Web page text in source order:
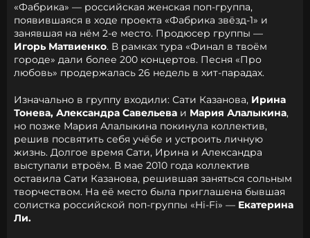
«Фабрика» — российская женская поп-группа,
появившаяся в ходе проекта «Фабрика звёзд-1» и
занявшая на нём 2-е место. Продюсер группы —
Игорь Матвиенко. В рамках тура «Финал в твоём
городе» дали более 200 концертов. Песня «Про
любовь» продержалась 26 недель в хит-парадах.
Изначально в группу входили: Сати Казанова, Ирина
Тонева, Александра Савельева и Мария Алалыкина,
но позже Мария Алалыкина покинула коллектив,
решив посвятить себя учёбе и устроить личную
жизнь. Долгое время Сати, Ирина и Александра
выступали втроём. В мае 2010 года коллектив
оставила Сати Казанова, решившая заняться сольным
творчеством. На её место была приглашена бывшая
солистка российской поп-группы «Hi-Fi» — Екатерина
Ли.